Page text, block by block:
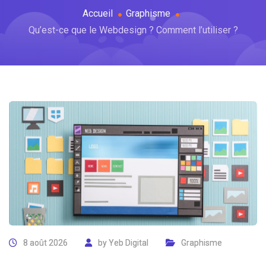
Accueil
Graphisme
Qu’est-ce que le Webdesign ? Comment l’utiliser ?
8 août 2026 byYeb Digital Graphisme